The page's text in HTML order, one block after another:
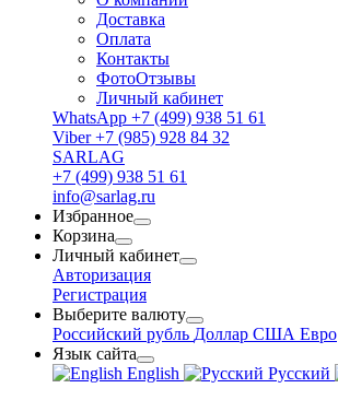
Доставка
Оплата
Контакты
ФотоОтзывы
Личный кабинет
WhatsApp +7 (499) 938 51 61
Viber +7 (985) 928 84 32
SARLAG
+7 (499) 938 51 61
info@sarlag.ru
Избранное
Корзина
Личный кабинет
Авторизация
Регистрация
Выберите валюту
Российский рубль Доллар США Евро
Язык сайта
English
Русский